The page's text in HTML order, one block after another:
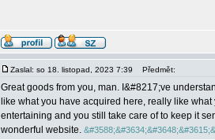
Zaslal: so 18. listopad, 2023 7:39 Předmět:
Great goods from you, man. I&#8217;ve
like what you have acquired here, really like
entertaining and you still take care of to keep it
wonderful website.